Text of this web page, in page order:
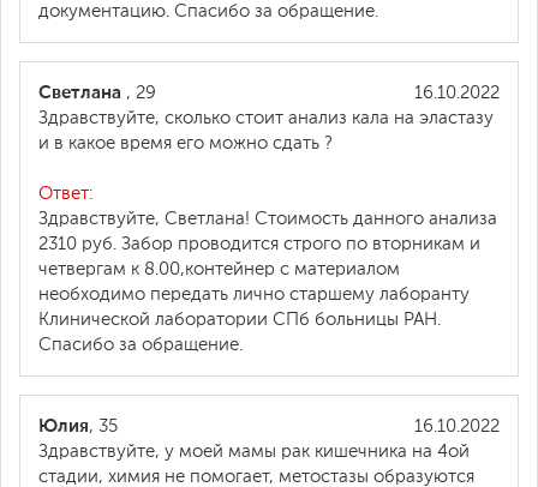
документацию. Спасибо за обращение.
16.10.2022
Светлана , 29
Здравствуйте, сколько стоит анализ кала на эластазу
и в какое время его можно сдать ?
Ответ:
Здравствуйте, Светлана! Стоимость данного анализа
2310 руб. Забор проводится строго по вторникам и
четвергам к 8.00,контейнер с материалом
необходимо передать лично старшему лаборанту
Клинической лаборатории СПб больницы РАН.
Спасибо за обращение.
16.10.2022
Юлия, 35
Здравствуйте, у моей мамы рак кишечника на 4ой
стадии, химия не помогает, метостазы образуются